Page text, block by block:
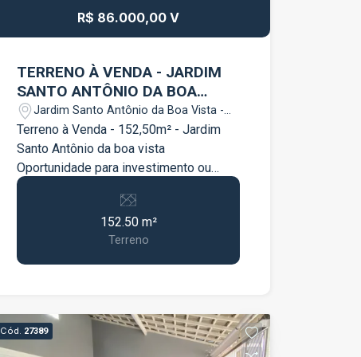
R$ 86.000,00 V
TERRENO À VENDA - JARDIM
SANTO ANTÔNIO DA BOA
VISTA
Jardim Santo Antônio da Boa Vista -
Jacareí/SP
Terreno à Venda - 152,50m² - Jardim
Santo Antônio da boa vista
Oportunidade para investimento ou
construção em uma das melhores
localização de Jacareí. Terreno ao Lado
da Rodovia Carvalho Pinto com fácil
acesso para São Jose Dos campos e
São Paulo. Com fácil acesso para
hospital tudo para o seu dia a dia, à 5
minutos do centro de Jacareí e à 20
152.50 m²
Terreno
Cód. 27389